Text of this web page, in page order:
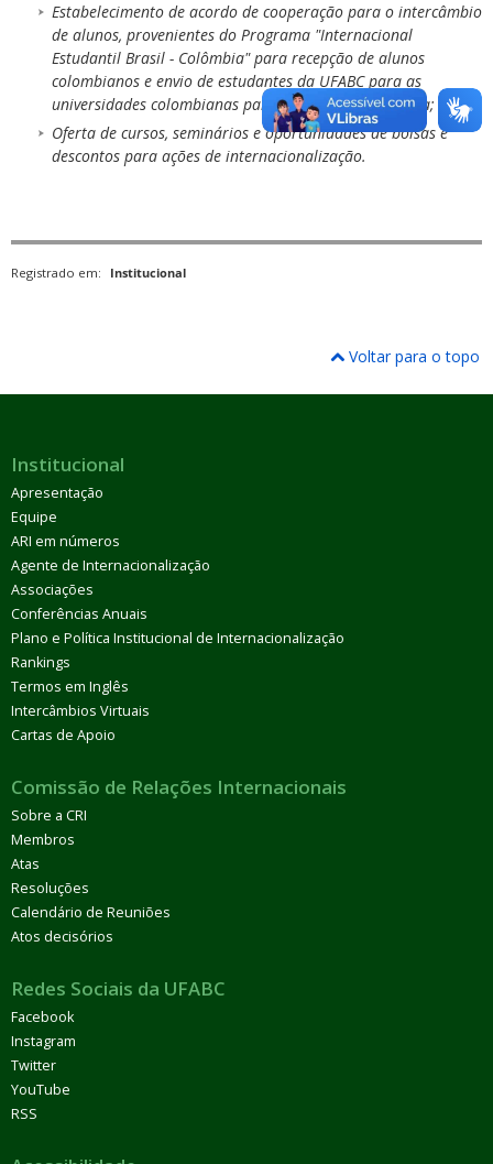
Estabelecimento de acordo de cooperação para o intercâmbio
de alunos, provenientes do Programa "Internacional
Estudantil Brasil - Colômbia" para recepção de alunos
colombianos e envio de estudantes da UFABC para as
universidades colombianas participantes do programa;
Oferta de cursos, seminários e oportunidades de bolsas e
descontos para ações de internacionalização.
Registrado em: Institucional
Voltar para o topo
Institucional
Apresentação
Equipe
ARI em números
Agente de Internacionalização
Associações
Conferências Anuais
Plano e Política Institucional de Internacionalização
Rankings
Termos em Inglês
Intercâmbios Virtuais
Cartas de Apoio
Comissão de Relações Internacionais
Sobre a CRI
Membros
Atas
Resoluções
Calendário de Reuniões
Atos decisórios
Redes Sociais da UFABC
Facebook
Instagram
Twitter
YouTube
RSS